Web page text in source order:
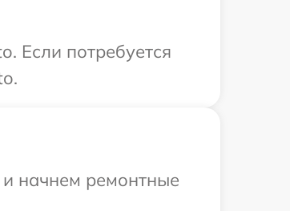
Если потребуется
начнем ремонтные